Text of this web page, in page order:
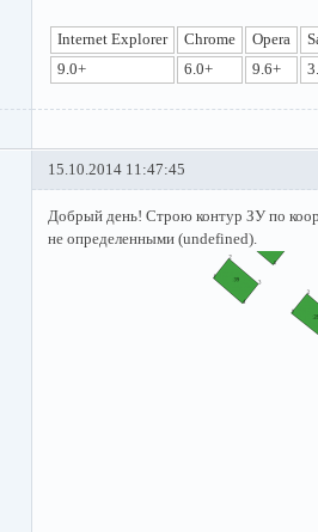
Internet Explorer Chrome Opera
9.0+
6.0+ 9.6+
15.10.2014 11:47:45
Добрый день! Строю контур ЗУ по
не определенными (undefined).